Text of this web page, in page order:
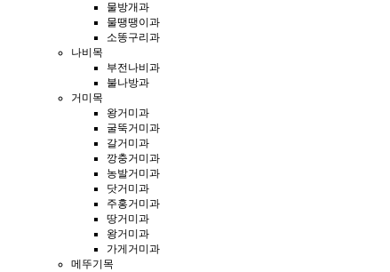
물방개과
물땡땡이과
소똥구리과
나비목
부전나비과
불나방과
거미목
왕거미과
굴뚝거미과
갈거미과
깡충거미과
농발거미과
닷거미과
주홍거미과
땅거미과
왕거미과
가게거미과
메뚜기목